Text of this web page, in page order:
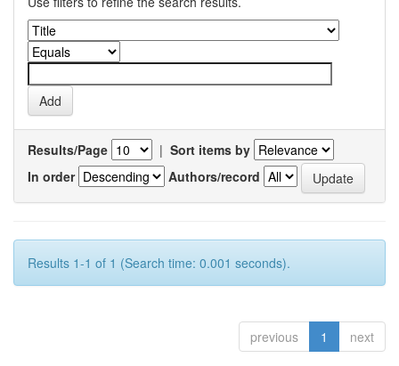
Results/Page | Sort items by
In order
Authors/record
Results 1-1 of 1 (Search time: 0.001 seconds).
previous 1 next